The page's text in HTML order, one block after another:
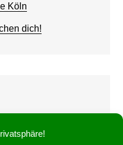
Köln
dich!
Jahre!